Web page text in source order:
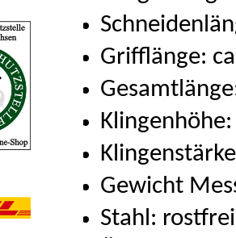
Grifflänge:
Gewicht
Stahl: